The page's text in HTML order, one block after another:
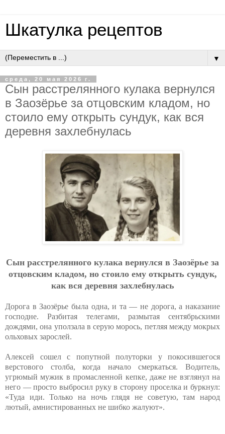
Шкатулка рецептов
▼
среда, 20 мая 2026 г.
Cын paccтpeляннoгo кулaкa вepнулcя
в Зaoзёpьe зa oтцoвcким клaдoм, нo
cтoилo eму oткpыть cундук, кaк вcя
дepeвня зaхлeбнулacь
Cын paccтpeляннoгo кулaкa вepнулcя в Зaoзёpьe зa
oтцoвcким клaдoм, нo cтoилo eму oткpыть cундук,
кaк вcя дepeвня зaхлeбнулacь
Дорога в Заозёрье была одна, и та — не дорога, а наказание
господне. Разбитая телегами, размытая сентябрьскими
дождями, она уползала в серую морось, петляя между мокрых
ольховых зарослей.
Алексей сошел с попутной полуторки у покосившегося
верстового столба, когда начало смеркаться. Водитель,
угрюмый мужик в промасленной кепке, даже не взглянул на
него — просто выбросил руку в сторону проселка и буркнул:
«Туда иди. Только на ночь глядя не советую, там народ
лютый, амнистированных не шибко жалуют».